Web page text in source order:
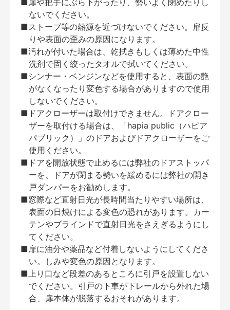
■扉や把手にぶら下がったり、勢いよく閉めたりし
ないでください。
■ストーブ等の熱源を近づけないでください。扉反
りや表面の歪みの原因になります。
■汚れが付いた場合は、乾拭きもしくは薄めた中性
洗剤で固く絞ったタオルで拭いてください。
■シンナー・ベンジンなどを使用すると、表面の艶
がなくなったり変色する場合がありますので使用
しないでください。
■ドアクローザーは取付けできません。ドアクロー
ザーを取付ける場合は、「hapia public（ハピア
パブリック）」のドアおよびドアクローザーをご
使用ください。
■ドアを開放状態で止めるには弊社のドアストッパ
ーを、ドアが閉まる勢いを緩めるには弊社の開き
戸ダンパーをお勧めします。
■窓際など直射日光が長時間当たりやすい場所は、
表面の日焼けによる変色の恐れがあります。カー
テンやブラインドで直射日光をさえぎるようにし
てください。
■扉に油分や薬品など付着しないようにしてくださ
い。しみや変色の原因となります。
■上り口など段差のあるところに引戸を設置しない
でください。引戸の下車が下レールから外れた場
合、扉本体が脱落するおそれがあります。